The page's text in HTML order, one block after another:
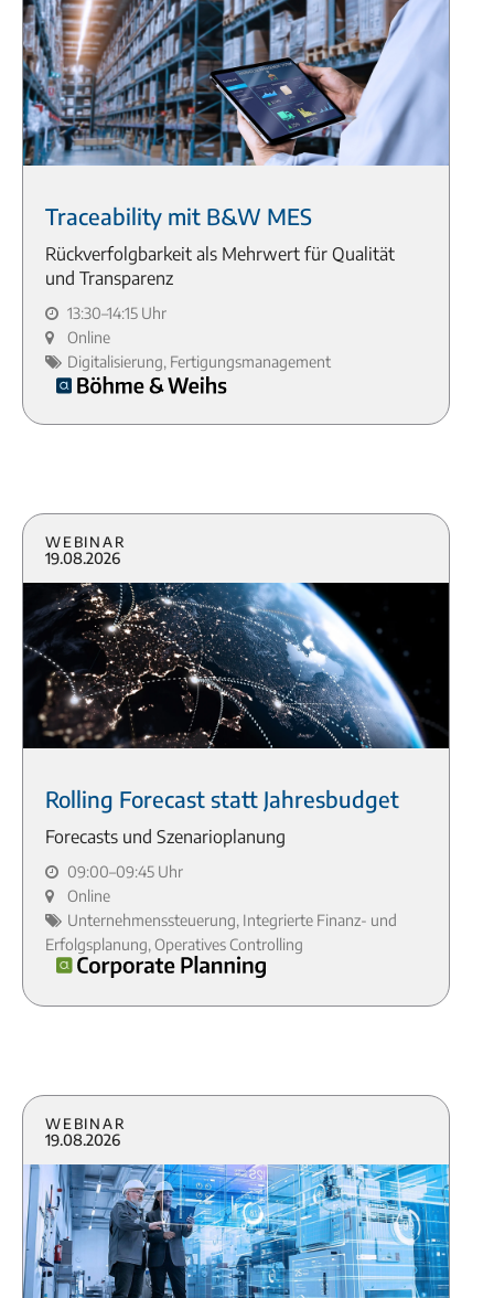
Traceability mit B&W MES
Rückverfolgbarkeit als Mehrwert für Qualität
und Transparenz
13:30–14:15 Uhr
Online
Digitalisierung, Fertigungsmanagement
Webinar
19.08.2026
Rolling Forecast statt Jahresbudget
Forecasts und Szenarioplanung
09:00–09:45 Uhr
Online
Unternehmenssteuerung, Integrierte Finanz- und
Erfolgsplanung, Operatives Controlling
Webinar
19.08.2026